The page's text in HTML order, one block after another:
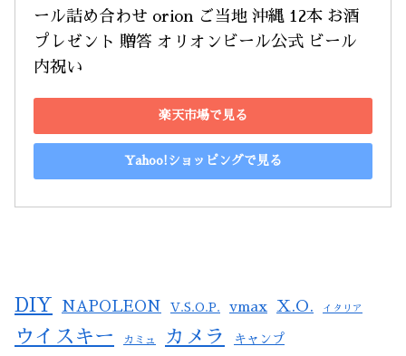
ール詰め合わせ orion ご当地 沖縄 12本 お酒
プレゼント 贈答 オリオンビール公式 ビール
内祝い
楽天市場で見る
Yahoo!ショッピングで見る
DIY NAPOLEON V.S.O.P. vmax X.O. イタリア
ウイスキー カミュ カメラ キャンプ